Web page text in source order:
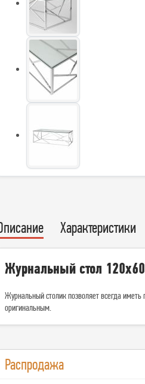
Характеристики
Журнальный стол
Журнальный столик позволяет всегда
оригинальным.
Распродажа